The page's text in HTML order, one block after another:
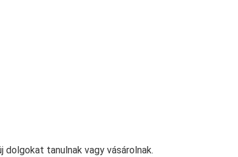
dolgokat tanulnak vagy vásárolnak.